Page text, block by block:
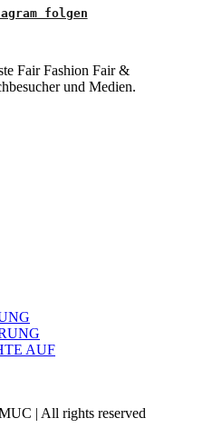
folgen
Fair Fashion Fair &
und Medien.
AUF
| All rights reserved